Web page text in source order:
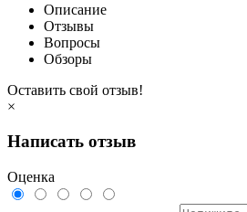
Описание
Отзывы
Вопросы
Обзоры
Оставить свой отзыв!
×
Написать отзыв
Оценка